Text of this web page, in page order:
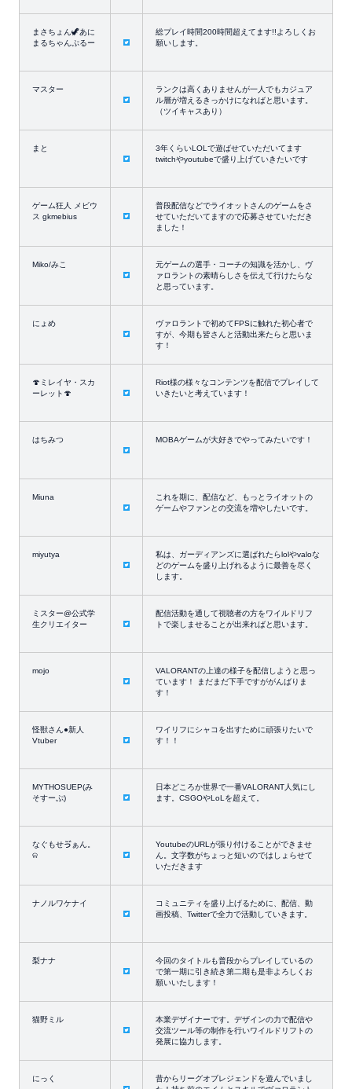
まさちょん🦖あに
まるちゃんぷるー
総プレイ時間200時間超えてます!!よろしくお
願いします。
マスター
ランクは高くありませんが一人でもカジュア
ル層が増えるきっかけになればと思います。
（ツイキャスあり）
まと
3年くらいLOLで遊ばせていただいてます
twitchやyoutubeで盛り上げていきたいです
ゲーム狂人 メビウ
ス gkmebius
普段配信などでライオットさんのゲームをさ
せていただいてますので応募させていただき
ました！
Miko/みこ
元ゲームの選手・コーチの知識を活かし、ヴ
ァロラントの素晴らしさを伝えて行けたらな
と思っています。
にょめ
ヴァロラントで初めてFPSに触れた初心者で
すが、今期も皆さんと活動出来たらと思いま
す！
🍄ミレイヤ・スカ
ーレット🍄
Riot様の様々なコンテンツを配信でプレイして
いきたいと考えています！
はちみつ MOBAゲームが大好きでやってみたいです！
Miuna
これを期に、配信など、もっとライオットの
ゲームやファンとの交流を増やしたいです。
miyutya
私は、ガーディアンズに選ばれたらlolやvaloな
どのゲームを盛り上げれるように最善を尽く
します。
ミスター@公式学
生クリエイター
配信活動を通して視聴者の方をワイルドリフ
トで楽しませることが出来ればと思います。
mojo
VALORANTの上達の様子を配信しようと思っ
ています！ まだまだ下手ですががんばりま
す！
怪獣さん●新人
Vtuber
ワイリフにシャコを出すために頑張りたいで
す！！
MYTHOSUEP(み
そすーぷ)
日本どころか世界で一番VALORANT人気にし
ます。CSGOやLoLを超えて。
なぐもせゔぁん。
ଳ
YoutubeのURLが張り付けることができませ
ん。文字数がちょっと短いのではしょらせて
いただきます
ナノルワケナイ
コミュニティを盛り上げるために、配信、動
画投稿、Twitterで全力で活動していきます。
梨ナナ
今回のタイトルも普段からプレイしているの
で第一期に引き続き第二期も是非よろしくお
願いいたします！
猫野ミル
本業デザイナーです。デザインの力で配信や
交流ツール等の制作を行いワイルドリフトの
発展に協力します。
にっく
昔からリーグオブレジェンドを遊んでいまし